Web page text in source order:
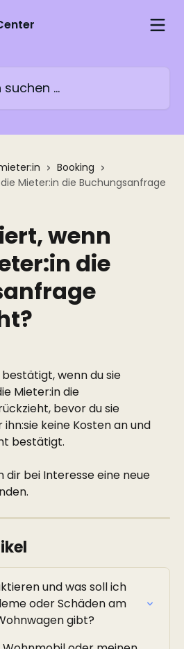
Booking
Mieter:in die Buchungsanfrage
wenn
die
wenn du sie
Mieter:in die
bevor du sie
keine Kosten an und
bestätigt.
dir bei Interesse eine neue
und was soll ich
oder Schäden am
gibt?